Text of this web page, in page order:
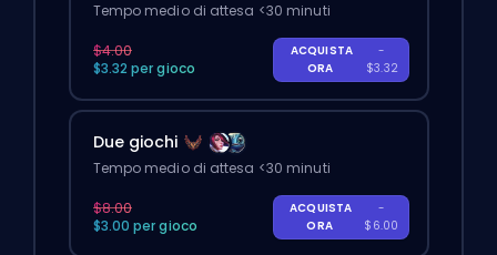
Tempo medio di attesa <30 minuti
$4.00
$3.32 per gioco
ACQUISTA
ORA
-
$3.32
Due giochi
Tempo medio di attesa <30 minuti
$8.00
$3.00 per gioco
ACQUISTA
ORA
-
$6.00